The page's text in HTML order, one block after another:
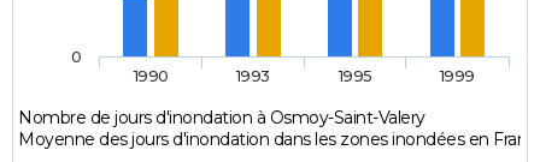
Nombre de jours d'inondation à Osmoy-Saint-Valery
Moyenne des jours d'inondation dans les zones inondées en
1990 1993 1995 1999
0